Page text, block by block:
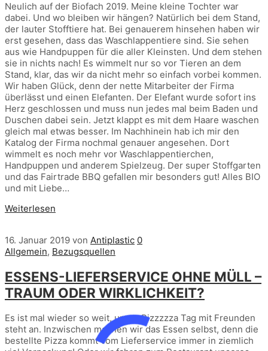
Neulich auf der Biofach 2019. Meine kleine Tochter war
dabei. Und wo bleiben wir hängen? Natürlich bei dem Stand,
der lauter Stofftiere hat. Bei genauerem hinsehen haben wir
erst gesehen, dass das Waschlappentiere sind. Sie sehen
aus wie Handpuppen für die aller Kleinsten. Und dem stehen
sie in nichts nach! Es wimmelt nur so vor Tieren an dem
Stand, klar, das wir da nicht mehr so einfach vorbei kommen.
Wir haben Glück, denn der nette Mitarbeiter der Firma
überlässt und einen Elefanten. Der Elefant wurde sofort ins
Herz geschlossen und muss nun jedes mal beim Baden und
Duschen dabei sein. Jetzt klappt es mit dem Haare waschen
gleich mal etwas besser. Im Nachhinein hab ich mir den
Katalog der Firma nochmal genauer angesehen. Dort
wimmelt es noch mehr vor Waschlappentierchen,
Handpuppen und anderem Spielzeug. Der super Stoffgarten
und das Fairtrade BBQ gefallen mir besonders gut! Alles BIO
und mit Liebe…
Weiterlesen
16. Januar 2019 von Antiplastic 0
Allgemein, Bezugsquellen
ESSENS-LIEFERSERVICE OHNE MÜLL –
TRAUM ODER WIRKLICHKEIT?
Es ist mal wieder so weit, unser Pizzzzza Tag mit Freunden
steht an. Inzwischen machen wir das Essen selbst, denn die
bestellte Pizza kommt vom Lieferservice immer in ziemlich